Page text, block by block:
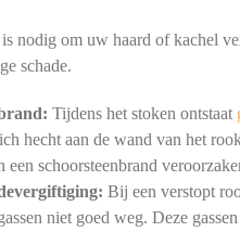
nodig om uw haard of kachel
schade.
Tijdens het stoken ontstaat
hecht aan de wand van het
een schoorsteenbrand
Bij een verstopt
niet goed weg. Deze